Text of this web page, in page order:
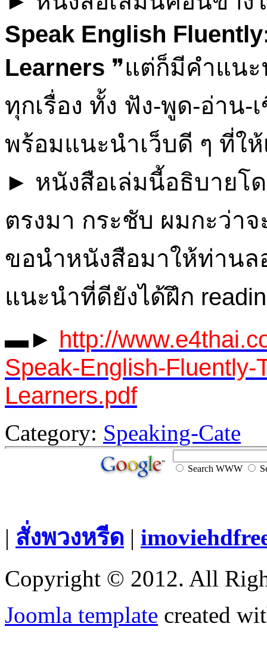
Speak English
Learners ❞แต่ก็มีคำแน
ทุกเรื่อง ทั้ง ฟัง-พูด-อ่าน
พร้อมแนะนำเว็บดี ๆ ที่ให้
► หนังสือเล่มนี้อธิบายโ
ตรงมา กระชับ ผมกะว่า
ขอนำหนังสือมาให้ท่านล
แนะนำที่ดียังได้ฝึก
▬► http://
Speak-English-
Learners.pdf
Category: Speaking-Cate
Search WWW
| สั่งพวงหรีด |
Copyright © 2012. All
Joomla template created